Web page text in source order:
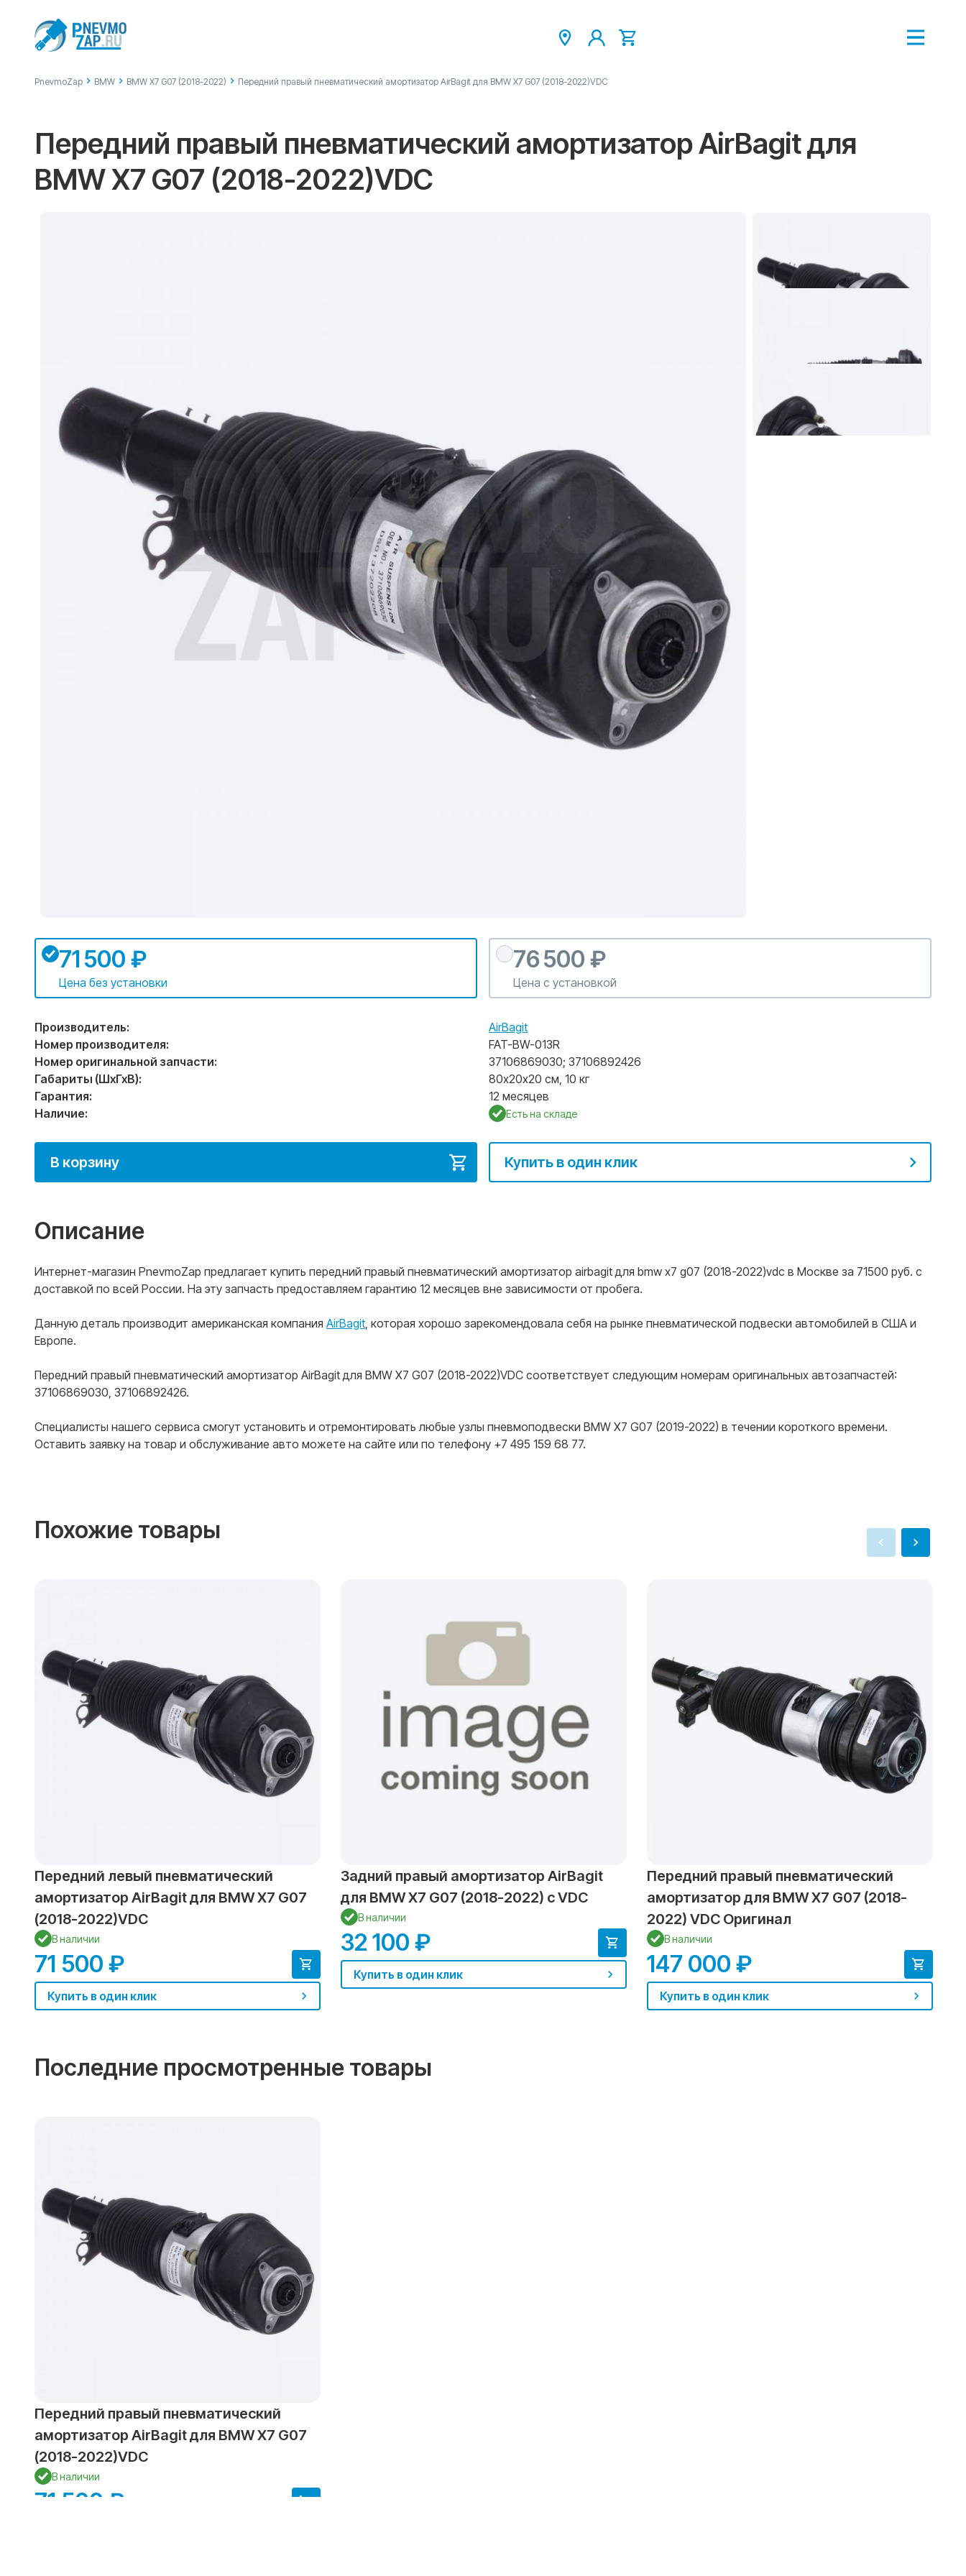
PnevmoZap BMW BMW X7 G07 (2018-2022) Передний правый пневматический амортизатор AirBagit для BMW X7 G07 (2018-2022)VDC
Передний правый пневматический амортизатор AirBagit для
BMW X7 G07 (2018-2022)VDC
71 500 ₽
Цена без установки
76 500 ₽
Цена с установкой
Производитель:
AirBagit
Номер производителя:
FAT-BW-013R
Номер оригинальной запчасти:
37106869030; 37106892426
Габариты (ШхГхВ):
80х20х20 см, 10 кг
Гарантия:
12 месяцев
Наличие:
Есть на складе
В корзину Купить в один клик
Описание
Интернет-магазин PnevmoZap предлагает купить передний правый пневматический амортизатор airbagit для bmw x7 g07 (2018-2022)vdc в Москве за 71500 руб. с
доставкой по всей России. На эту запчасть предоставляем гарантию 12 месяцев вне зависимости от пробега.
Данную деталь производит американская компания AirBagit, которая хорошо зарекомендовала себя на рынке пневматической подвески автомобилей в США и
Европе.
Передний правый пневматический амортизатор AirBagit для BMW X7 G07 (2018-2022)VDC соответствует следующим номерам оригинальных автозапчастей:
37106869030, 37106892426.
Специалисты нашего сервиса смогут установить и отремонтировать любые узлы пневмоподвески BMW X7 G07 (2019-2022) в течении короткого времени.
Оставить заявку на товар и обслуживание авто можете на сайте или по телефону +7 495 159 68 77.
Похожие товары
Передний левый пневматический
амортизатор AirBagit для BMW X7 G07
(2018-2022)VDC
В наличии
71 500 ₽
Купить в один клик
Задний правый амортизатор AirBagit
для BMW X7 G07 (2018-2022) с VDC
В наличии
32 100 ₽
Купить в один клик
Передний правый пневматический
амортизатор для BMW X7 G07 (2018-
2022) VDC Оригинал
В наличии
147 000 ₽
Купить в один клик
Последние просмотренные товары
Передний правый пневматический
амортизатор AirBagit для BMW X7 G07
(2018-2022)VDC
В наличии
71 500 ₽